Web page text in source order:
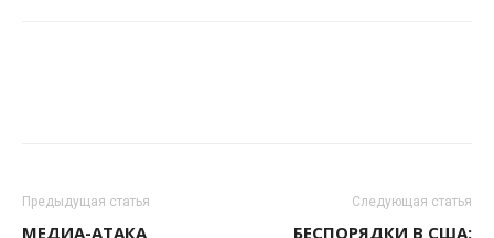
Предыдущая статья
МЕДИА-АТАКА
Следующая статья
БЕСПОРЯДКИ В США: